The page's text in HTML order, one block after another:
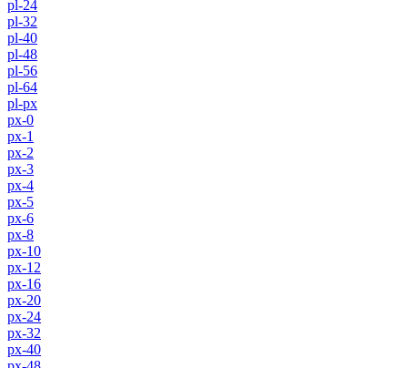
pl-24
pl-32
pl-40
pl-48
pl-56
pl-64
pl-px
px-0
px-1
px-2
px-3
px-4
px-5
px-6
px-8
px-10
px-12
px-16
px-20
px-24
px-32
px-40